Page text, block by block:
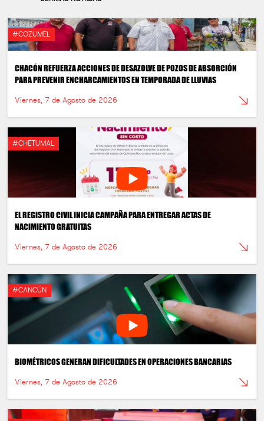
#COZUMEL
CHACÓN REFUERZA ACCIONES DE DESAZOLVE DE POZOS DE ABSORCIÓN
PARA PREVENIR ENCHARCAMIENTOS EN TEMPORADA DE LLUVIAS
Viernes, 7 de Agosto de 2026
#CHETUMAL
EL REGISTRO CIVIL INICIA CAMPAÑA PARA ENTREGAR ACTAS DE
NACIMIENTO GRATUITAS
Viernes, 7 de Agosto de 2026
#CANCÚN
BIOMÉTRICOS GENERAN DIFICULTADES EN OPERACIONES BANCARIAS
Viernes, 7 de Agosto de 2026